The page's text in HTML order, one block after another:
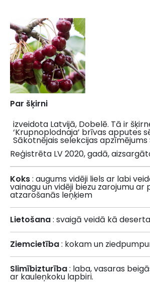
Par šķirni
izveidota Latvijā, Dobelē. Tā ir
‘Krupnoplodnaja’ brīvas apputes
Sākotnējais selekcijas apzīmējums
Reģistrēta LV 2020, gadā,
Koks: augums vidēji liels ar labi
vainagu un vidēji biezu zarojumu ar
atzarošanās leņķiem
Lietošana: svaigā veidā kā
Ziemcietība: kokam un
Slimībizturība: laba, vasaras
ar kauleņkoku lapbiri.